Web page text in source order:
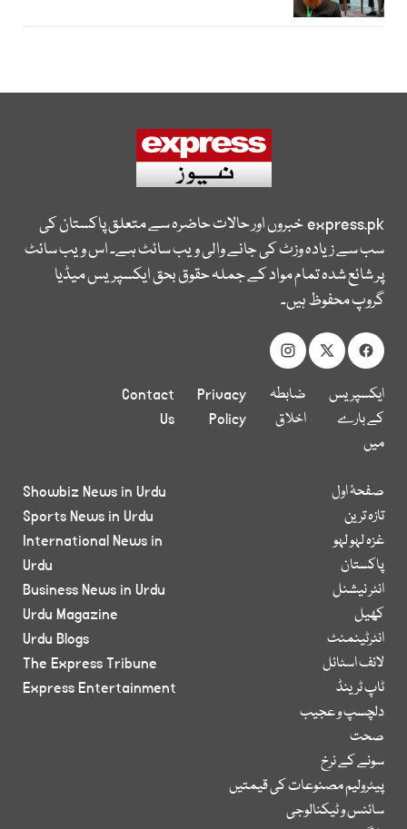
express.pkخبروں اور حالات حاضرہ سے متعلق پاکستان کی
سب سے زیادہ وزٹ کی جانے والی ویب سائٹ ہے۔ اس ویب سائٹ
پر شائع شدہ تمام مواد کے جملہ حقوق بحق ایکسپریس میڈیا
گروپ محفوظ ہیں۔
ایکسپریس
کے بارے
میں
ضابطہ
اخلاق
Privacy
Policy
Contact
Us
صفحۂ اول
تازہ ترین
غزہ لہو لہو
پاکستان
انٹر نیشنل
کھیل
انٹرٹینمنٹ
لائف اسٹائل
ٹاپ ٹرینڈ
دلچسپ و عجیب
صحت
سونے کے نرخ
پیٹرولیم مصنوعات کی قیمتیں
سائنس و ٹیکنالوجی
Showbiz News in Urdu
Sports News in Urdu
International News in
Urdu
Business News in Urdu
Urdu Magazine
Urdu Blogs
The Express Tribune
Express Entertainment